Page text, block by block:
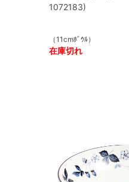
1072183)
（11cmﾎﾞｳﾙ）
在庫切れ